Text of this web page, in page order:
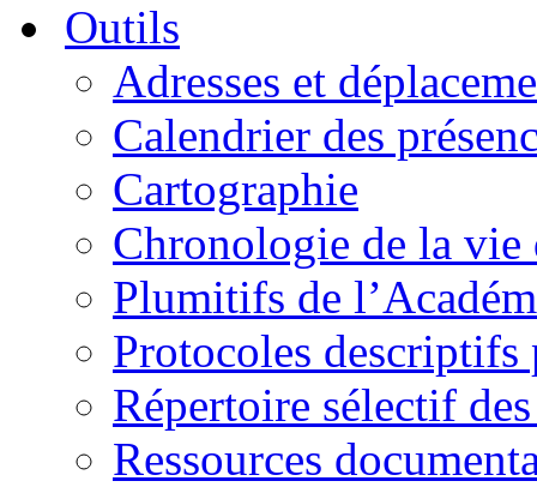
Outils
Adresses et
Calendrier des
Cartographie
Chronologie de la vie
Plumitifs de
Protocoles descriptifs
Répertoire sélectif
Ressources